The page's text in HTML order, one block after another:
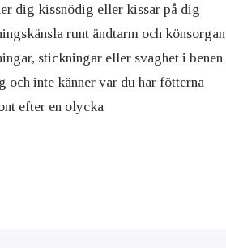
dig kissnödig eller kissar på dig
runt ändtarm och könsorgan
stickningar eller svaghet i benen
och inte känner var du har fötterna
efter en olycka